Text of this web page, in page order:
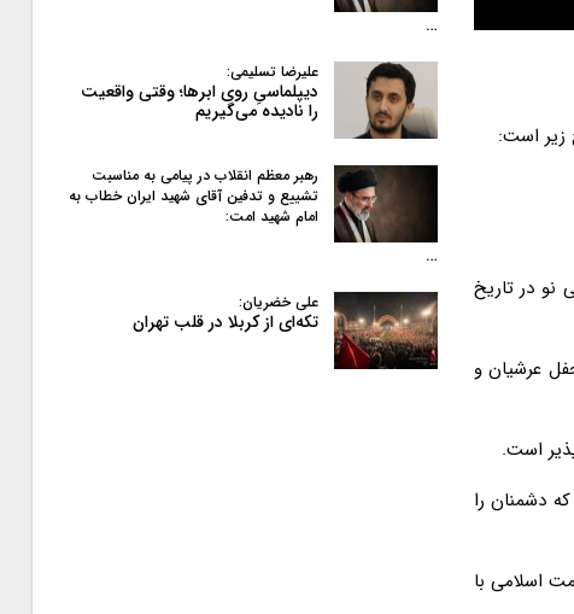
زیر است:
نو در تاریخ
عرشیان و
است.
دشمنان را
اسلامی با
…
علیرضا تسلیمی:
دیپلماسیِ روی ابرها؛ وقتی واقعیت
را نادیده می‌گیریم
رهبر معظم انقلاب در پیامی به‌ مناسبت
تشییع و تدفین آقای شهید ایران خطاب به
امام شهید امت:
…
علی خضریان:
تکه‌ای از کربلا در قلب تهران